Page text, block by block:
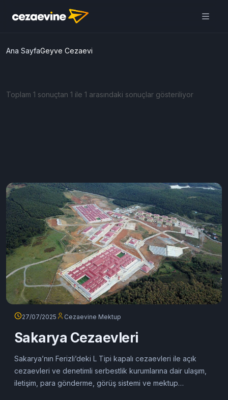
Ana SayfaGeyve Cezaevi
Toplam 1 sonuçtan 1 ile 1 arasındaki sonuçlar gösteriliyor
27/07/2025 Cezaevine Mektup
Sakarya Cezaevleri
Sakarya’nın Ferizli’deki L Tipi kapalı cezaevleri ile açık
cezaevleri ve denetimli serbestlik kurumlarına dair ulaşım,
iletişim, para gönderme, görüş sistemi ve mektup